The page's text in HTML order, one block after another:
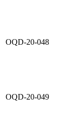
OQD-20-048
OQD-20-049